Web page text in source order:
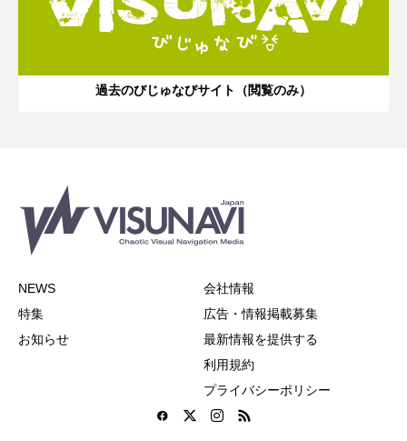
過去のびじゅなびサイト（閲覧のみ）
NEWS
特集
お知らせ
会社情報
広告・情報掲載募集
最新情報を提供する
利用規約
プライバシーポリシー